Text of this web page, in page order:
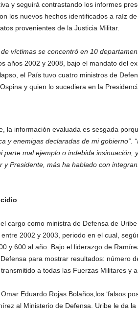
y seguirá contrastando los informes
los nuevos hechos identificados a raíz
provenientes de la Justicia Militar.
de víctimas se concentró en 10
años 2002 y 2008, bajo el mandato del
el País tuvo cuatro ministros de
y quien lo sucediera en la
la información evaluada es sesgada
y enemigas declaradas de mi gobierno”.
parte mal ejemplo o indebida insinuación,
y Presidente, más ha hablado con
cargo como ministra de Defensa de
2002 y 2003, periodo en el cual,
y 600 al año. Bajo el liderazgo de
para mostrar resultados: número
a todas las Fuerzas Militares y a
Eduardo Rojas Bolaños,los ‘falsos
al Ministerio de Defensa. Uribe le da